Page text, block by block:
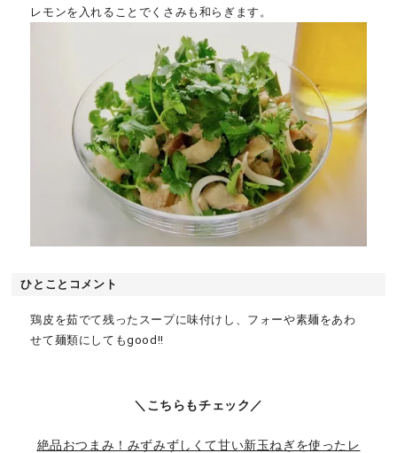
レモンを入れることでくさみも和らぎます。
ひとことコメント
鶏皮を茹でて残ったスープに味付けし、フォーや素麺をあわ
せて麺類にしてもgood!!
＼こちらもチェック／
絶品おつまみ！みずみずしくて甘い新玉ねぎを使ったレ